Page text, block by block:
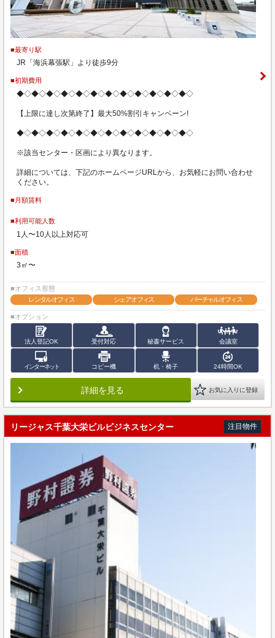
■最寄り駅
JR「海浜幕張駅」より徒歩9分
■初期費用
◆◇◆◇◆◇◆◇◆◇◆◇◆◇◆◇◆◇◆◇◆◇◆◇
【上限に達し次第終了】最大50%割引キャンペーン!
◆◇◆◇◆◇◆◇◆◇◆◇◆◇◆◇◆◇◆◇◆◇◆◇
※該当センター・区画により異なります。
詳細については、下記のホームページURLから、お気軽にお問い合わせ
ください。
■月額賃料
■利用可能人数
1人〜10人以上対応可
■面積
3㎡〜
■オフィス形態
レンタルオフィス
シェアオフィス バーチャルオフィス
■オプション
法人登記OK 受付対応 秘書サービス 会議室
インターネット コピー機 机・椅子 24時間OK
詳細を見る お気に入りに登録
リージャス千葉大栄ビルビジネスセンター 注目物件